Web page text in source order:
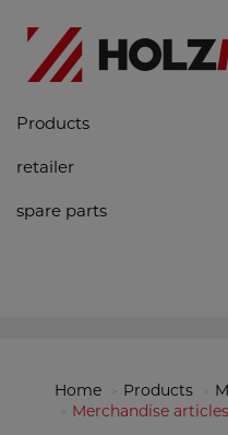
Products
retailer
spare parts
Home Products
Merchandise articles